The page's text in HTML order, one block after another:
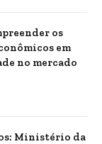
os
em
no mercado
Ministério da